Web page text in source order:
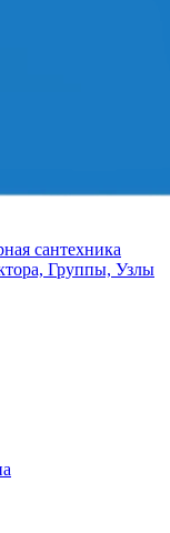
сантехника
Группы, Узлы